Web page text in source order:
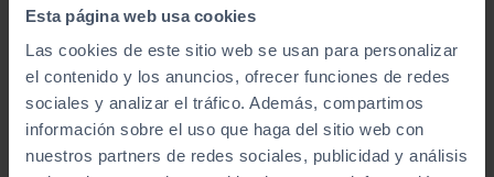
Esta página web usa cookies
Las cookies de este sitio web se usan para personalizar
el contenido y los anuncios, ofrecer funciones de redes
sociales y analizar el tráfico. Además, compartimos
información sobre el uso que haga del sitio web con
nuestros partners de redes sociales, publicidad y análisis
CERO